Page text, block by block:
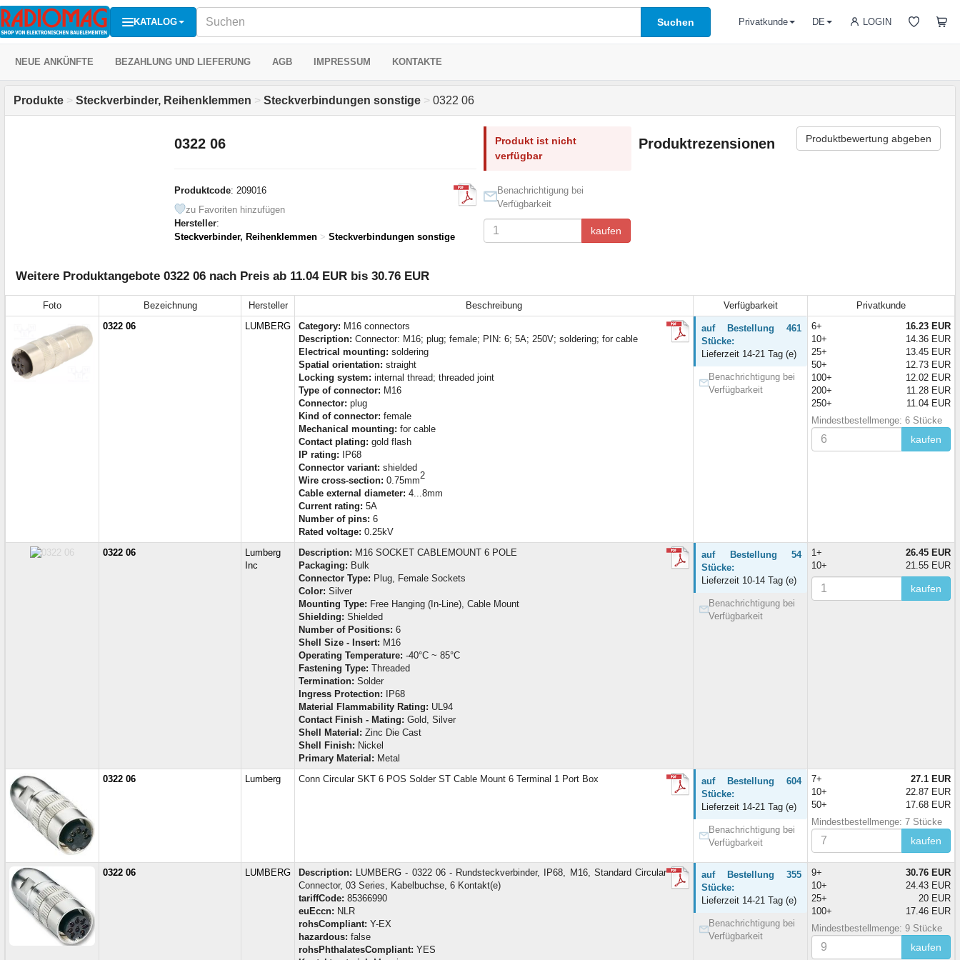
KATALOG Suchen LOGIN
Privatkunde DE
NEUE ANKÜNFTE BEZAHLUNG UND LIEFERUNG AGB IMPRESSUM KONTAKTE
Produkte > Steckverbinder, Reihenklemmen > Steckverbindungen sonstige > 0322 06
0322 06
Produktcode: 209016
zu Favoriten hinzufügen
Hersteller:
Steckverbinder, Reihenklemmen > Steckverbindungen sonstige
Produkt ist nicht
verfügbar
Benachrichtigung bei
Verfügbarkeit
kaufen
Produktrezensionen Produktbewertung abgeben
Weitere Produktangebote 0322 06 nach Preis ab 11.04 EUR bis 30.76 EUR
Foto Bezeichnung Hersteller Beschreibung Verfügbarkeit
Privatkunde
0322 06
LUMBERG Category: M16 connectors
Description: Connector: M16; plug; female; PIN: 6; 5A; 250V; soldering; for cable
Electrical mounting: soldering
Spatial orientation: straight
Locking system: internal thread; threaded joint
Type of connector: M16
Connector: plug
Kind of connector: female
Mechanical mounting: for cable
Contact plating: gold flash
IP rating: IP68
Connector variant: shielded
Wire cross-section: 0.75mm2
Cable external diameter: 4...8mm
Current rating: 5A
Number of pins: 6
Rated voltage: 0.25kV
auf Bestellung 461
Stücke:
Lieferzeit 14-21 Tag (e)
Benachrichtigung bei
Verfügbarkeit
6+
16.23 EUR
10+
14.36 EUR
25+
13.45 EUR
50+
12.73 EUR
100+
12.02 EUR
200+
11.28 EUR
250+
11.04 EUR
Mindestbestellmenge: 6 Stücke
kaufen
0322 06
Lumberg
Inc
Description: M16 SOCKET CABLEMOUNT 6 POLE
Packaging: Bulk
Connector Type: Plug, Female Sockets
Color: Silver
Mounting Type: Free Hanging (In-Line), Cable Mount
Shielding: Shielded
Number of Positions: 6
Shell Size - Insert: M16
Operating Temperature: -40°C ~ 85°C
Fastening Type: Threaded
Termination: Solder
Ingress Protection: IP68
Material Flammability Rating: UL94
Contact Finish - Mating: Gold, Silver
Shell Material: Zinc Die Cast
Shell Finish: Nickel
Primary Material: Metal
auf Bestellung 54
Stücke:
Lieferzeit 10-14 Tag (e)
Benachrichtigung bei
Verfügbarkeit
1+
26.45 EUR
10+
21.55 EUR
kaufen
0322 06 Lumberg Conn Circular SKT 6 POS Solder ST Cable Mount 6 Terminal 1 Port Box
auf Bestellung 604
Stücke:
Lieferzeit 14-21 Tag (e)
Benachrichtigung bei
Verfügbarkeit
7+
27.1 EUR
10+
22.87 EUR
50+
17.68 EUR
Mindestbestellmenge: 7 Stücke
kaufen
0322 06 LUMBERG Description: LUMBERG - 0322 06 - Rundsteckverbinder, IP68, M16, Standard Circular
Connector, 03 Series, Kabelbuchse, 6 Kontakt(e)
tariffCode: 85366990
euEccn: NLR
rohsCompliant: Y-EX
hazardous: false
rohsPhthalatesCompliant: YES
auf Bestellung 355
Stücke:
Lieferzeit 14-21 Tag (e)
Benachrichtigung bei
Verfügbarkeit
9+
30.76 EUR
10+
24.43 EUR
25+
20 EUR
100+
17.46 EUR
Mindestbestellmenge: 9 Stücke
kaufen